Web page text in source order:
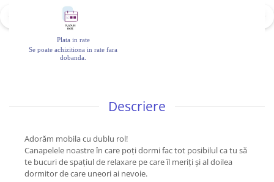
Plata in rate
Se poate achizitiona in rate fara
dobanda.
Descriere
Adorăm mobila cu dublu rol!
Canapelele noastre în care poți dormi fac tot posibilul ca tu să
te bucuri de spațiul de relaxare pe care îl meriți și al doilea
dormitor de care uneori ai nevoie.